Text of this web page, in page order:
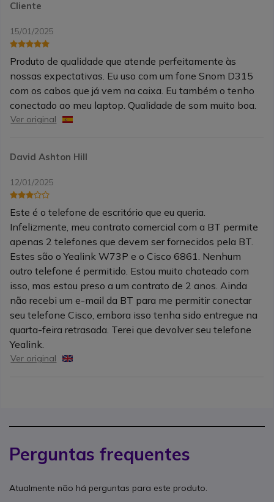
Cliente
15/01/2025
Produto de qualidade que atende perfeitamente às
nossas expectativas. Eu uso com um fone Snom D315
com os cabos que já vem na caixa. Eu também o tenho
conectado ao meu laptop. Qualidade de som muito boa.
Ver original
David Ashton Hill
12/01/2025
Este é o telefone de escritório que eu queria.
Infelizmente, meu contrato comercial com a BT permite
apenas 2 telefones que devem ser fornecidos pela BT.
Estes são o Yealink W73P e o Cisco 6861. Nenhum
outro telefone é permitido. Estou muito chateado com
isso, mas estou preso a um contrato de 2 anos. Ainda
não recebi um e-mail da BT para me permitir conectar
seu telefone Cisco, embora isso tenha sido entregue na
quarta-feira retrasada. Terei que devolver seu telefone
Yealink.
Ver original
Perguntas frequentes
Atualmente não há perguntas para este produto.